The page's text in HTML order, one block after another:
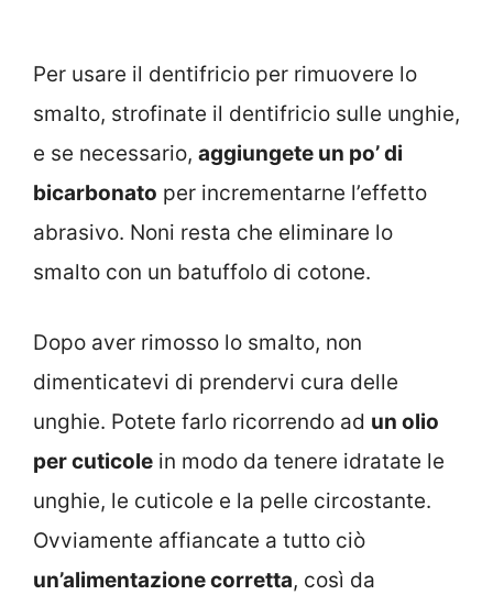
Per usare il dentifricio per rimuovere lo
smalto, strofinate il dentifricio sulle unghie,
e se necessario, aggiungete un po’ di
bicarbonato per incrementarne l’effetto
abrasivo. Noni resta che eliminare lo
smalto con un batuffolo di cotone.
Dopo aver rimosso lo smalto, non
dimenticatevi di prendervi cura delle
unghie. Potete farlo ricorrendo ad un olio
per cuticole in modo da tenere idratate le
unghie, le cuticole e la pelle circostante.
Ovviamente affiancate a tutto ciò
un’alimentazione corretta, così da